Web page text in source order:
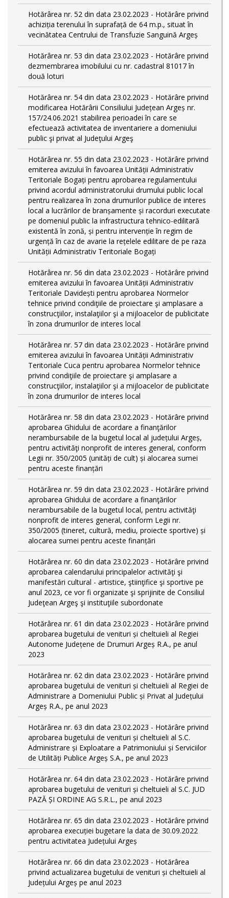
Hotărârea nr. 52 din data 23.02.2023 - Hotărâre privind
achiziția terenului în suprafață de 64 m.p., situat în
vecinătatea Centrului de Transfuzie Sanguină Argeș
Hotărârea nr. 53 din data 23.02.2023 - Hotărâre privind
dezmembrarea imobilului cu nr. cadastral 81017 în
două loturi
Hotărârea nr. 54 din data 23.02.2023 - Hotărâre privind
modificarea Hotărârii Consiliului Județean Argeș nr.
157/24.06.2021 stabilirea perioadei în care se
efectuează activitatea de inventariere a domeniului
public şi privat al Judeţului Argeş
Hotărârea nr. 55 din data 23.02.2023 - Hotărâre privind
emiterea avizului în favoarea Unității Administrativ
Teritoriale Bogați pentru aprobarea regulamentului
privind acordul administratorului drumului public local
pentru realizarea în zona drumurilor publice de interes
local a lucrărilor de branșamente și racorduri executate
pe domeniul public la infrastructura tehnico-edilitară
existentă în zonă, și pentru intervenție în regim de
urgență în caz de avarie la rețelele edilitare de pe raza
Unității Administrativ Teritoriale Bogați
Hotărârea nr. 56 din data 23.02.2023 - Hotărâre privind
emiterea avizului în favoarea Unității Administrativ
Teritoriale Davidești pentru aprobarea Normelor
tehnice privind condiţiile de proiectare şi amplasare a
construcţiilor, instalaţiilor şi a mijloacelor de publicitate
în zona drumurilor de interes local
Hotărârea nr. 57 din data 23.02.2023 - Hotărâre privind
emiterea avizului în favoarea Unității Administrativ
Teritoriale Cuca pentru aprobarea Normelor tehnice
privind condiţiile de proiectare şi amplasare a
construcţiilor, instalaţiilor şi a mijloacelor de publicitate
în zona drumurilor de interes local
Hotărârea nr. 58 din data 23.02.2023 - Hotărâre privind
aprobarea Ghidului de acordare a finanţărilor
nerambursabile de la bugetul local al județului Argeș,
pentru activităţi nonprofit de interes general, conform
Legii nr. 350/2005 (unități de cult) și alocarea sumei
pentru aceste finanțări
Hotărârea nr. 59 din data 23.02.2023 - Hotărâre privind
aprobarea Ghidului de acordare a finanţărilor
nerambursabile de la bugetul local, pentru activităţi
nonprofit de interes general, conform Legii nr.
350/2005 (tineret, cultură, mediu, proiecte sportive) și
alocarea sumei pentru aceste finanțări
Hotărârea nr. 60 din data 23.02.2023 - Hotărâre privind
aprobarea calendarului principalelor activităţi şi
manifestări cultural - artistice, ştiinţifice şi sportive pe
anul 2023, ce vor fi organizate şi sprijinite de Consiliul
Judeţean Argeş şi instituţiile subordonate
Hotărârea nr. 61 din data 23.02.2023 - Hotărâre privind
aprobarea bugetului de venituri și cheltuieli al Regiei
Autonome Județene de Drumuri Argeș R.A., pe anul
2023
Hotărârea nr. 62 din data 23.02.2023 - Hotărâre privind
aprobarea bugetului de venituri și cheltuieli al Regiei de
Administrare a Domeniului Public și Privat al Județului
Argeș R.A., pe anul 2023
Hotărârea nr. 63 din data 23.02.2023 - Hotărâre privind
aprobarea bugetului de venituri și cheltuieli al S.C.
Administrare și Exploatare a Patrimoniului și Serviciilor
de Utilități Publice Argeș S.A., pe anul 2023
Hotărârea nr. 64 din data 23.02.2023 - Hotărâre privind
aprobarea bugetului de venituri și cheltuieli al S.C. JUD
PAZĂ ȘI ORDINE AG S.R.L., pe anul 2023
Hotărârea nr. 65 din data 23.02.2023 - Hotărâre privind
aprobarea execuției bugetare la data de 30.09.2022
pentru activitatea Județului Argeș
Hotărârea nr. 66 din data 23.02.2023 - Hotărârea
privind actualizarea bugetului de venituri și cheltuieli al
Județului Argeș pe anul 2023